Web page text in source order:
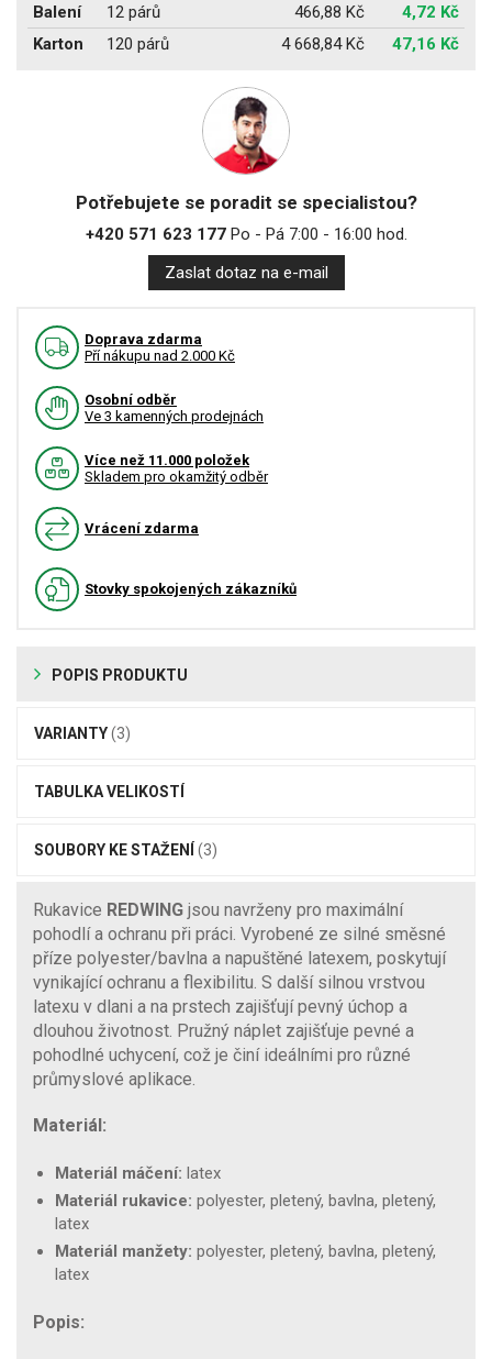
Balení
12 párů 466,88 Kč
4,72 Kč
Karton
120 párů 4 668,84 Kč 47,16 Kč
Potřebujete se poradit se specialistou?
+420 571 623 177Po - Pá 7:00 - 16:00 hod.
Zaslat dotaz na e-mail
Doprava zdarma
Pří nákupu nad 2.000 Kč
Osobní odběr
Ve 3 kamenných prodejnách
Více než 11.000 položek
Skladem pro okamžitý odběr
Vrácení zdarma
Stovky spokojených zákazníků
POPIS PRODUKTU
VARIANTY(3)
TABULKA VELIKOSTÍ
SOUBORY KE STAŽENÍ (3)
Rukavice REDWING jsou navrženy pro maximální
pohodlí a ochranu při práci. Vyrobené ze silné směsné
příze polyester/bavlna a napuštěné latexem, poskytují
vynikající ochranu a flexibilitu. S další silnou vrstvou
latexu v dlani a na prstech zajišťují pevný úchop a
dlouhou životnost. Pružný náplet zajišťuje pevné a
pohodlné uchycení, což je činí ideálními pro různé
průmyslové aplikace.
Materiál:
Materiál máčení: latex
Materiál rukavice: polyester, pletený, bavlna, pletený,
latex
Materiál manžety: polyester, pletený, bavlna, pletený,
latex
Popis: